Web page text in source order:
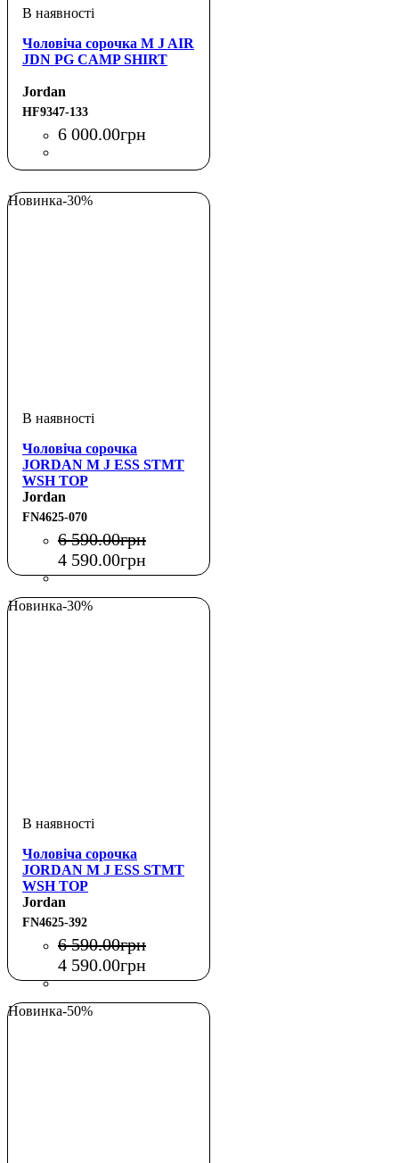
Чоловіча сорочка M J AIR
JDN PG CAMP SHIRT
Jordan
HF9347-133
6 000.00грн
Новинка-30%
Чоловіча сорочка
JORDAN M J ESS STMT
WSH TOP
Jordan
FN4625-070
6 590.00грн
4 590.00грн
Новинка-30%
Чоловіча сорочка
JORDAN M J ESS STMT
WSH TOP
Jordan
FN4625-392
6 590.00грн
4 590.00грн
Новинка-50%